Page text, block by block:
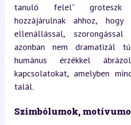
tanuló felel” groteszk
hozzájárulnak ahhoz,
ellenállással,
azonban nem dramatizál
humánus érzékkel
kapcsolatokat, amelyben
talál.
Szimbólumok,